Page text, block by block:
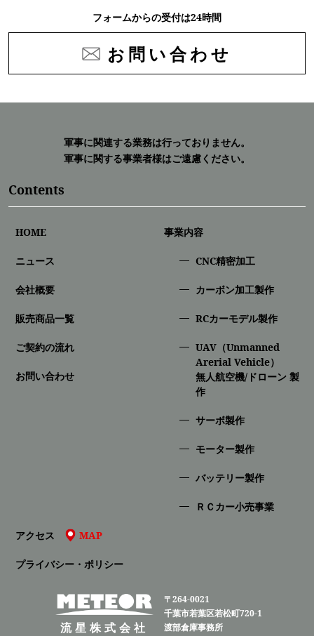
フォームからの受付は24時間
お問い合わせ
軍事に関連する業務は行っておりません。
軍事に関する事業者様はご遠慮ください。
Contents
HOME
ニュース
会社概要
販売商品一覧
ご契約の流れ
お問い合わせ
事業内容
CNC精密加⼯
カーボン加工製作
RCカーモデル製作
UAV（Unmanned
Arerial Vehicle）
無人航空機/ドローン 製
作
サーボ製作
モーター製作
バッテリー製作
ＲＣカー小売事業
アクセス MAP
プライバシー・ポリシー
流星株式会社
〒264-0021
千葉市若葉区若松町720-1
渡部倉庫事務所